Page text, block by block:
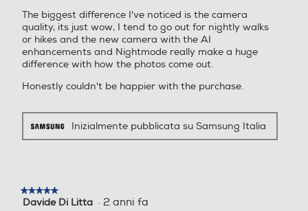
7,2
Peso-gr
162
Galaxy S25 vs S25+
Espansione memoria-GB Espansione memoria-GB
Bluetooth 5.4
The biggest difference I've noticed is the camera
quality, its just wow, I tend to go out for nightly walks
or hikes and the new camera with the AI
enhancements and Nightmode really make a huge
difference with how the photos come out.
Honestly couldn't be happier with the purchase.
Inizialmente pubblicata su Samsung Italia
★★★★★
★★★★★
5Davide Di Litta · 2 anni fa